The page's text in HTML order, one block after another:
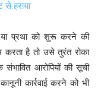
से हराया
या प्रथा को शुरू करने की
करता है तो उसे तुरंत रोका
संभावित आरोपियों की सूची
कार्रवाई करने को भी